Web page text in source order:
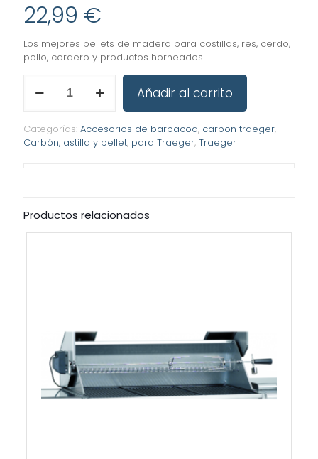
22,99 €
Los mejores pellets de madera para costillas, res, cerdo,
pollo, cordero y productos horneados.
CHERRY
PELLETS
cantidad
Añadir al carrito
Categorías: Accesorios de barbacoa, carbon traeger,
Carbón, astilla y pellet, para Traeger, Traeger
Productos relacionados